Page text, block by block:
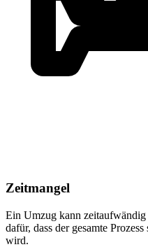
Zeitmangel
Ein Umzug kann zeitaufwändig
dafür, dass der gesamte
wird.